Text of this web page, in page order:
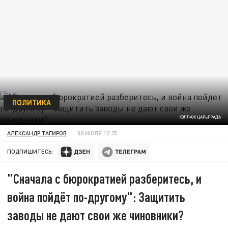
КОЛЛАЖ ЦАРЬГРАДА
ПОЛИТИКА
АЛЕКСАНДР ТАГИРОВ 08 ИЮЛЯ 12:25
ПОДПИШИТЕСЬ:
"Сначала с бюрократией разберитесь, и
война пойдёт по-другому": Защитить
заводы не дают свои же чиновники?